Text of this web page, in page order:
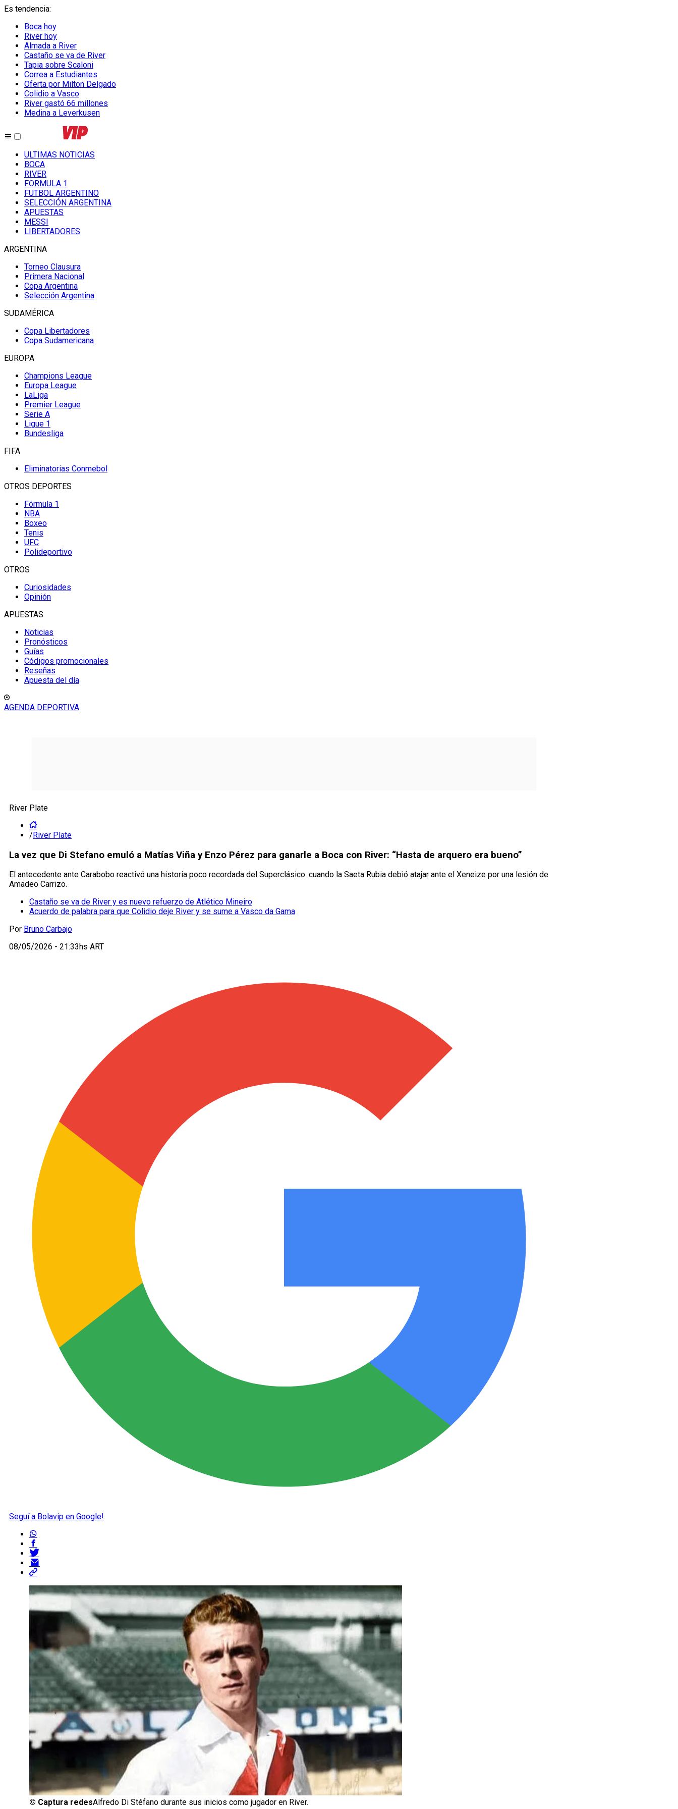
Es tendencia:
Boca hoy
River hoy
Almada a River
Castaño se va de River
Tapia sobre Scaloni
Correa a Estudiantes
Oferta por Milton Delgado
Colidio a Vasco
River gastó 66 millones
Medina a Leverkusen
ULTIMAS NOTICIAS
BOCA
RIVER
FORMULA 1
FUTBOL ARGENTINO
SELECCIÓN ARGENTINA
APUESTAS
MESSI
LIBERTADORES
ARGENTINA
Torneo Clausura
Primera Nacional
Copa Argentina
Selección Argentina
SUDAMÉRICA
Copa Libertadores
Copa Sudamericana
EUROPA
Champions League
Europa League
LaLiga
Premier League
Serie A
Ligue 1
Bundesliga
FIFA
Eliminatorias Conmebol
OTROS DEPORTES
Fórmula 1
NBA
Boxeo
Tenis
UFC
Polideportivo
OTROS
Curiosidades
Opinión
APUESTAS
Noticias
Pronósticos
Guías
Códigos promocionales
Reseñas
Apuesta del día
AGENDA DEPORTIVA
River Plate
/River Plate
La vez que Di Stefano emuló a Matías Viña y Enzo Pérez para ganarle a Boca con River: “Hasta de arquero era bueno”
El antecedente ante Carabobo reactivó una historia poco recordada del Superclásico: cuando la Saeta Rubia debió atajar ante el Xeneize por una lesión de
Amadeo Carrizo.
Castaño se va de River y es nuevo refuerzo de Atlético Mineiro
Acuerdo de palabra para que Colidio deje River y se sume a Vasco da Gama
Por Bruno Carbajo
08/05/2026 - 21:33hs ART
Seguí a Bolavip en Google!
© Captura redesAlfredo Di Stéfano durante sus inicios como jugador en River.